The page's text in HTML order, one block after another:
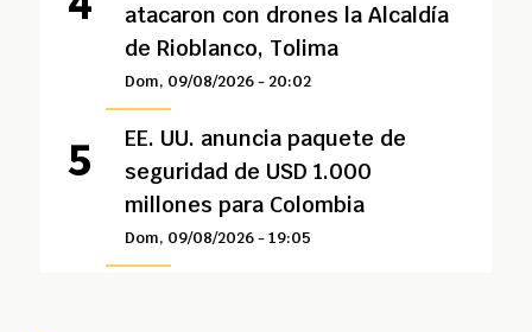
atacaron con drones la Alcaldía
de Rioblanco, Tolima
Dom, 09/08/2026 - 20:02
EE. UU. anuncia paquete de
seguridad de USD 1.000
millones para Colombia
Dom, 09/08/2026 - 19:05